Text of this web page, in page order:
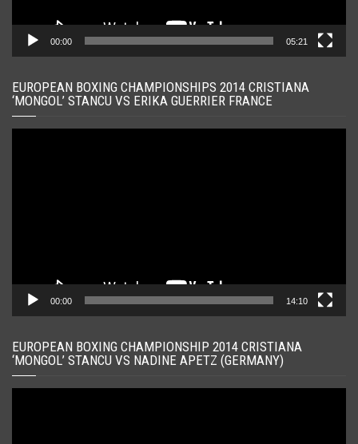
00:00 05:21
EUROPEAN BOXING CHAMPIONSHIPS 2014 CRISTIANA
‘MONGOL’ STANCU VS ERIKA GUERRIER FRANCE
00:00 14:10
EUROPEAN BOXING CHAMPIONSHIP 2014 CRISTIANA
‘MONGOL’ STANCU VS NADINE APETZ (GERMANY)